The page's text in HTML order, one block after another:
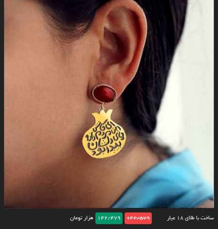
ساخت با طلای ۱۸ عیار 142/579
142/479 هزار تومان